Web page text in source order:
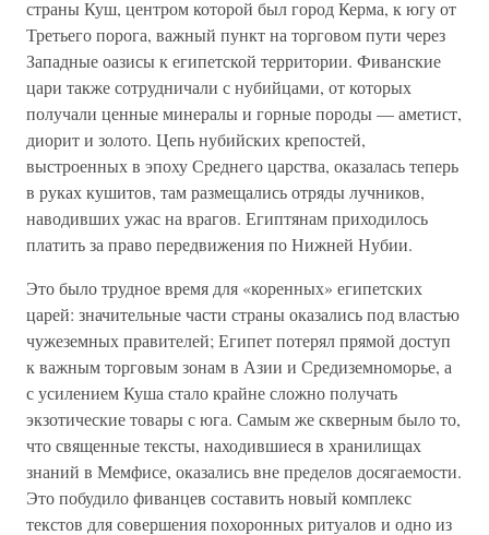
страны Куш, центром которой был город Керма, к югу от
Третьего порога, важный пункт на торговом пути через
Западные оазисы к египетской территории. Фиванские
цари также сотрудничали с нубийцами, от которых
получали ценные минералы и горные породы — аметист,
диорит и золото. Цепь нубийских крепостей,
выстроенных в эпоху Среднего царства, оказалась теперь
в руках кушитов, там размещались отряды лучников,
наводивших ужас на врагов. Египтянам приходилось
платить за право передвижения по Нижней Нубии.
Это было трудное время для «коренных» египетских
царей: значительные части страны оказались под властью
чужеземных правителей; Египет потерял прямой доступ
к важным торговым зонам в Азии и Средиземноморье, а
с усилением Куша стало крайне сложно получать
экзотические товары с юга. Самым же скверным было то,
что священные тексты, находившиеся в хранилищах
знаний в Мемфисе, оказались вне пределов досягаемости.
Это побудило фиванцев составить новый комплекс
текстов для совершения похоронных ритуалов и одно из